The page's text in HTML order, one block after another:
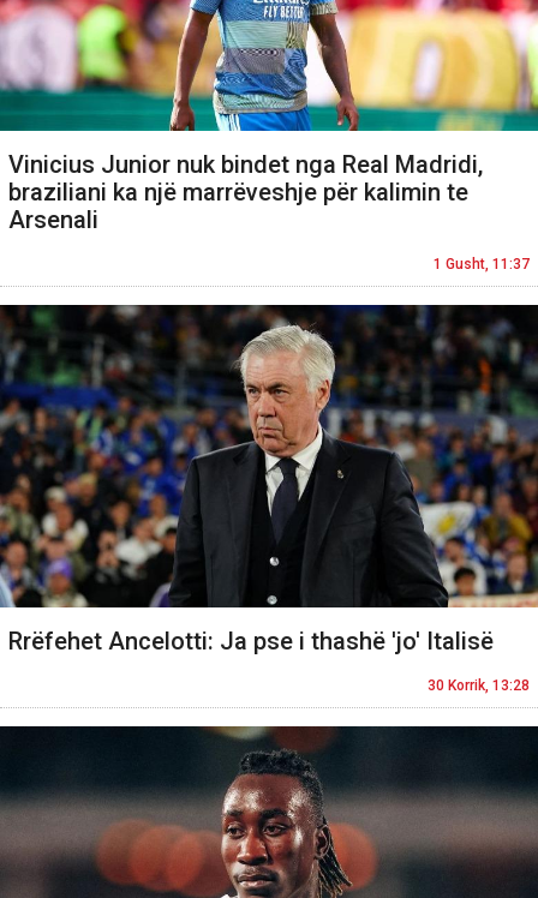
Vinicius Junior nuk bindet nga Real Madridi,
braziliani ka një marrëveshje për kalimin te
Arsenali
1 Gusht, 11:37
Rrëfehet Ancelotti: Ja pse i thashë 'jo' Italisë
30 Korrik, 13:28